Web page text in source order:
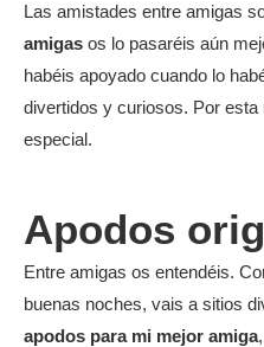
Las amistades entre amigas
amigas os lo pasaréis aún
habéis apoyado cuando lo
divertidos y curiosos. Por
especial.
Apodos
Entre amigas os entendéis.
buenas noches, vais a sitios
apodos para mi mejor amiga